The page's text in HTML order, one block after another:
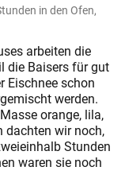
in den Ofen,
arbeiten die
die Baisers für gut
Eischnee schon
werden.
orange, lila,
dachten wir noch,
Stunden
waren sie noch